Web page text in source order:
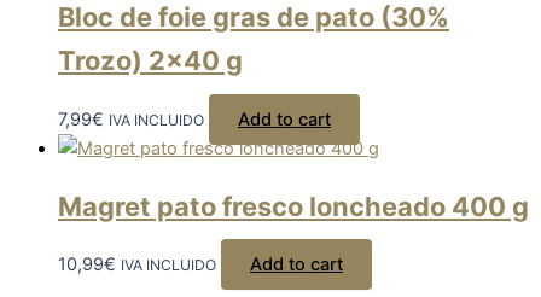
Bloc de foie gras de pato (30%
Trozo) 2×40 g
7,99€ IVA INCLUIDO Add to cart
Magret pato fresco loncheado 400 g
10,99€ IVA INCLUIDO Add to cart